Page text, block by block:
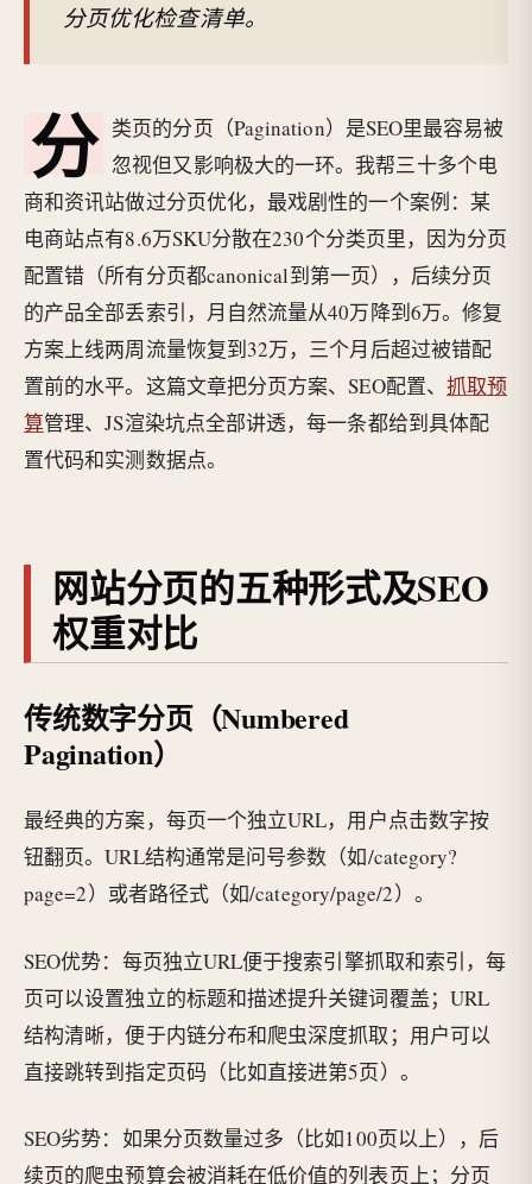
分页优化检查清单。
分 类页的分页（Pagination）是SEO里最容易被
忽视但又影响极大的一环。我帮三十多个电
商和资讯站做过分页优化，最戏剧性的一个案例：某
电商站点有8.6万SKU分散在230个分类页里，因为分页
配置错（所有分页都canonical到第一页），后续分页
的产品全部丢索引，月自然流量从40万降到6万。修复
方案上线两周流量恢复到32万，三个月后超过被错配
置前的水平。这篇文章把分页方案、SEO配置、 抓取预
算管理、JS渲染坑点全部讲透，每一条都给到具体配
置代码和实测数据点。
网站分页的五种形式及SEO
权重对比
传统数字分页（Numbered
Pagination）
最经典的方案，每页一个独立URL，用户点击数字按
钮翻页。URL结构通常是问号参数（如/category?
page=2）或者路径式（如/category/page/2）。
SEO优势：每页独立URL便于搜索引擎抓取和索引，每
页可以设置独立的标题和描述提升关键词覆盖；URL
结构清晰，便于内链分布和爬虫深度抓取；用户可以
直接跳转到指定页码（比如直接进第5页）。
SEO劣势：如果分页数量过多（比如100页以上），后
续页的爬虫预算会被消耗在低价值的列表页上；分页